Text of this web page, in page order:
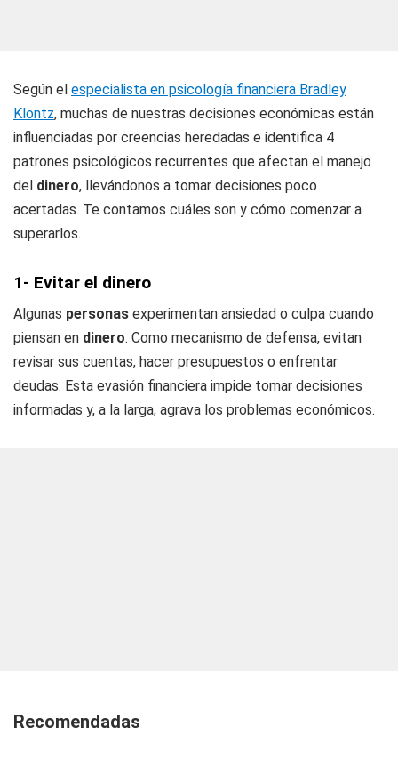
Según el especialista en psicología financiera Bradley
Klontz, muchas de nuestras decisiones económicas están
influenciadas por creencias heredadas e identifica 4
patrones psicológicos recurrentes que afectan el manejo
del dinero, llevándonos a tomar decisiones poco
acertadas. Te contamos cuáles son y cómo comenzar a
superarlos.
1- Evitar el dinero
Algunas personas experimentan ansiedad o culpa cuando
piensan en dinero. Como mecanismo de defensa, evitan
revisar sus cuentas, hacer presupuestos o enfrentar
deudas. Esta evasión financiera impide tomar decisiones
informadas y, a la larga, agrava los problemas económicos.
Recomendadas